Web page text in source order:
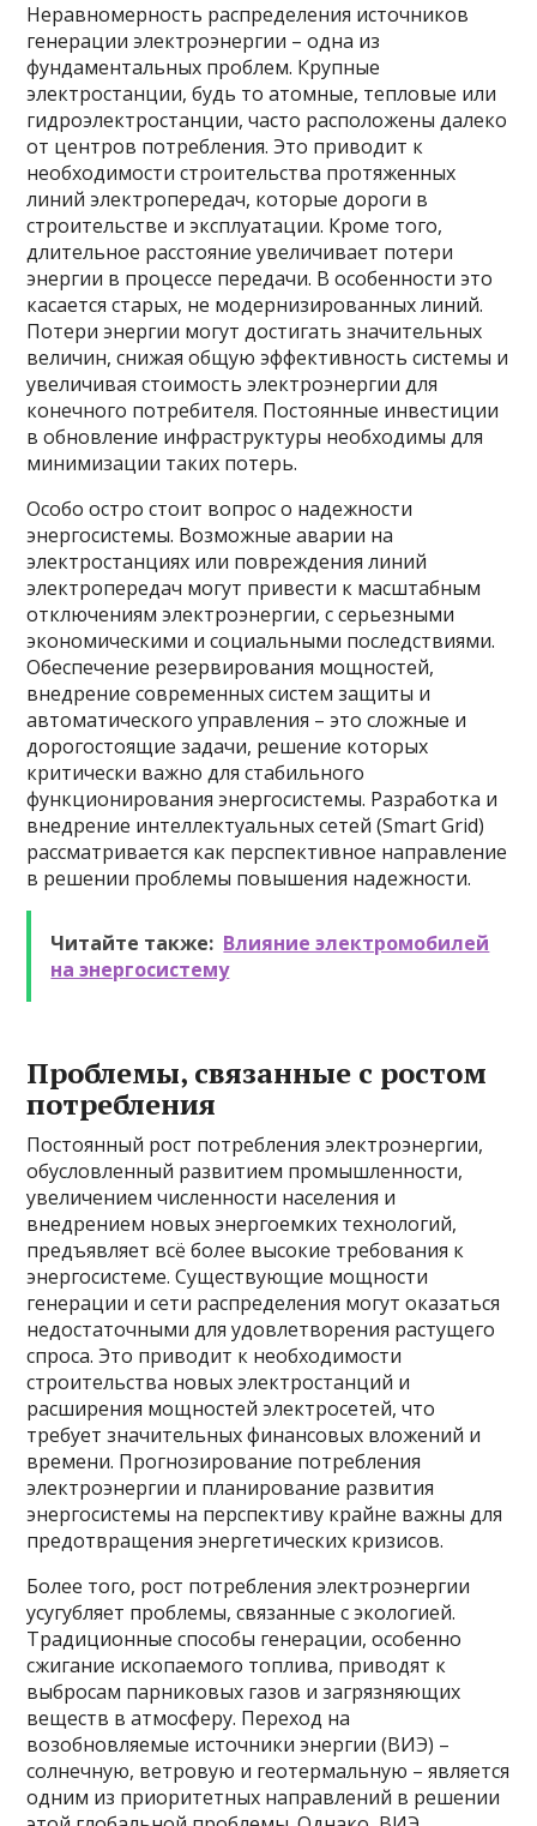
Неравномерность распределения источников
генерации электроэнергии – одна из
фундаментальных проблем. Крупные
электростанции, будь то атомные, тепловые или
гидроэлектростанции, часто расположены далеко
от центров потребления. Это приводит к
необходимости строительства протяженных
линий электропередач, которые дороги в
строительстве и эксплуатации. Кроме того,
длительное расстояние увеличивает потери
энергии в процессе передачи. В особенности это
касается старых, не модернизированных линий.
Потери энергии могут достигать значительных
величин, снижая общую эффективность системы и
увеличивая стоимость электроэнергии для
конечного потребителя. Постоянные инвестиции
в обновление инфраструктуры необходимы для
минимизации таких потерь.
Особо остро стоит вопрос о надежности
энергосистемы. Возможные аварии на
электростанциях или повреждения линий
электропередач могут привести к масштабным
отключениям электроэнергии, с серьезными
экономическими и социальными последствиями.
Обеспечение резервирования мощностей,
внедрение современных систем защиты и
автоматического управления – это сложные и
дорогостоящие задачи, решение которых
критически важно для стабильного
функционирования энергосистемы. Разработка и
внедрение интеллектуальных сетей (Smart Grid)
рассматривается как перспективное направление
в решении проблемы повышения надежности.
Читайте также: Влияние электромобилей
на энергосистему
Проблемы, связанные с ростом
потребления
Постоянный рост потребления электроэнергии,
обусловленный развитием промышленности,
увеличением численности населения и
внедрением новых энергоемких технологий,
предъявляет всё более высокие требования к
энергосистеме. Существующие мощности
генерации и сети распределения могут оказаться
недостаточными для удовлетворения растущего
спроса. Это приводит к необходимости
строительства новых электростанций и
расширения мощностей электросетей, что
требует значительных финансовых вложений и
времени. Прогнозирование потребления
электроэнергии и планирование развития
энергосистемы на перспективу крайне важны для
предотвращения энергетических кризисов.
Более того, рост потребления электроэнергии
усугубляет проблемы, связанные с экологией.
Традиционные способы генерации, особенно
сжигание ископаемого топлива, приводят к
выбросам парниковых газов и загрязняющих
веществ в атмосферу. Переход на
возобновляемые источники энергии (ВИЭ) –
солнечную, ветровую и геотермальную – является
одним из приоритетных направлений в решении